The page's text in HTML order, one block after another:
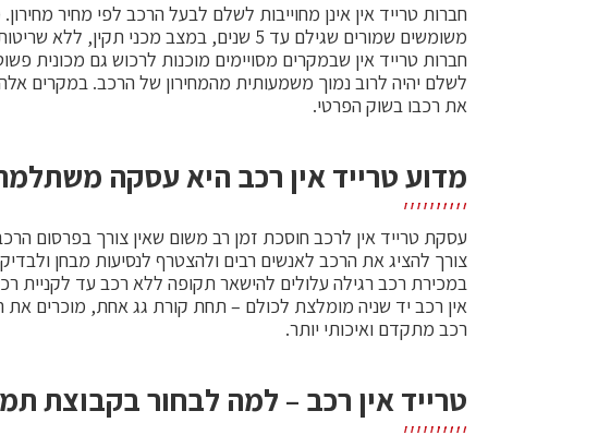
חברות טרייד אין אינן מחוייבות לשלם לבעל הרכב לפי מחיר
משומשים שמורים שגילם עד 5 שנים, במצב מכני
חברות טרייד אין שבמקרים מסויימים מוכנות לרכוש גם מכונית
לשלם יהיה לרוב נמוך משמעותית מהמחירון של הרכב. במקרים
את רכבו בשוק הפרטי.
מדוע טרייד אין רכב היא עסקה
עסקת טרייד אין לרכב חוסכת זמן רב משום שאין צורך בפרסום
צורך להציג את הרכב לאנשים רבים ולהצטרף לנסיעות מבחן
במכירת רכב רגילה עלולים להישאר תקופה ללא רכב עד לקניית
אין רכב יד שניה מומלצת לכולם – תחת קורת גג אחת, מוכרים את
רכב מתקדם ואיכותי יותר.
טרייד אין רכב – למה לבחור בקבוצת